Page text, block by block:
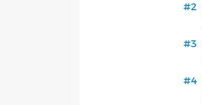
#2
#3
#4